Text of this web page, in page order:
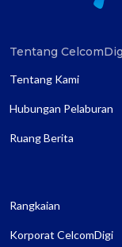
Tentang
Tentang Kami
Hubungan Pelaburan
Ruang Berita
Rangkaian
Korporat CelcomDigi